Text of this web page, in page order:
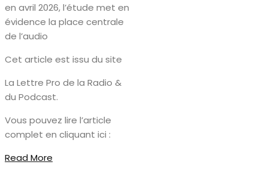
en avril 2026, l’étude met en
évidence la place centrale
de l’audio
Cet article est issu du site
La Lettre Pro de la Radio &
du Podcast.
Vous pouvez lire l’article
complet en cliquant ici :
Read More